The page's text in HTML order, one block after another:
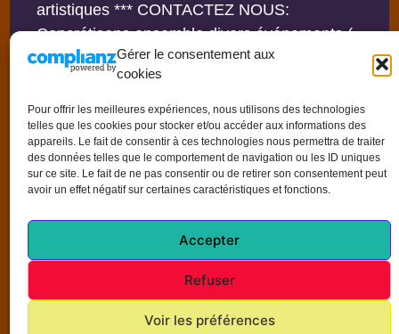
Gérer le consentement aux
cookies
Pour offrir les meilleures expériences, nous utilisons des technologies
telles que les cookies pour stocker et/ou accéder aux informations des
appareils. Le fait de consentir à ces technologies nous permettra de traiter
des données telles que le comportement de navigation ou les ID uniques
sur ce site. Le fait de ne pas consentir ou de retirer son consentement peut
avoir un effet négatif sur certaines caractéristiques et fonctions.
Accepter
Refuser
Voir les préférences
artistiques *** CONTACTEZ NOUS:
Concrétisons ensemble divers événements (
Privés ou non ) - - - Possibilité d'adhérer à
notre Association - - - Vos suggestions sont
les bienvenues ...
un ordinateur grand écran